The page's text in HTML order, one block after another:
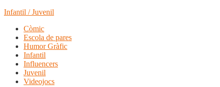
Infantil / Juvenil
Còmic
Escola de pares
Humor Gràfic
Infantil
Influencers
Juvenil
Videojocs